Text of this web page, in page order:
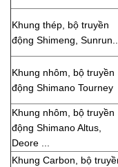
Khung thép, bộ truyền
động Shimeng,
Khung nhôm, bộ truyền
động Shimano Tourney
Khung nhôm, bộ truyền
động Shimano Altus,
Deore ...
Khung Carbon, bộ